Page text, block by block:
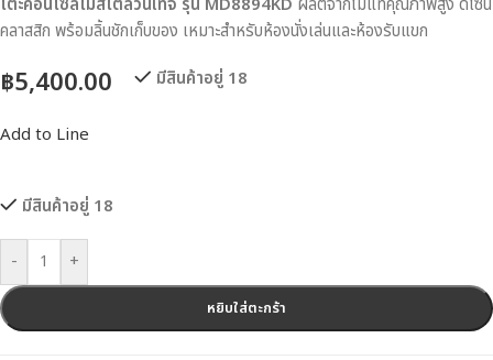
โต๊ะคอนโซลไม้สไตล์วินเทจ รุ่น MD8894KD ผลิตจากไม้แท้คุณภาพสูง ดีไซน์
คลาสสิก พร้อมลิ้นชักเก็บของ เหมาะสำหรับห้องนั่งเล่นและห้องรับแขก
฿5,400.00 มีสินค้าอยู่ 18
Add to Line
มีสินค้าอยู่ 18
- +
หยิบใส่ตะกร้า